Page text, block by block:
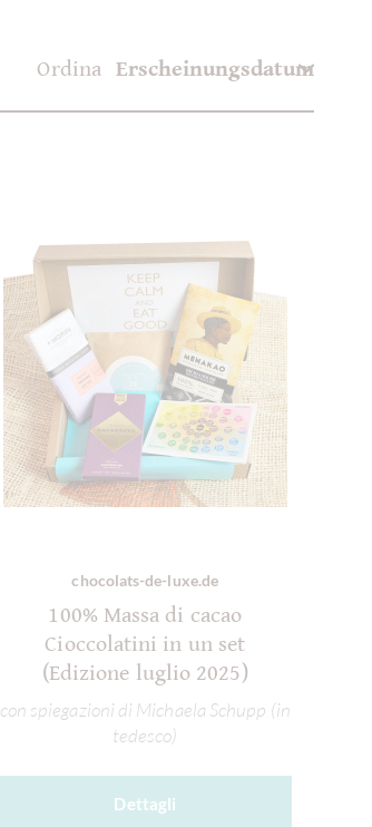
Ordina
chocolats-de-luxe.de
100% Massa di cacao
Cioccolatini in un set
(Edizione luglio 2025)
con spiegazioni di Michaela Schupp (in
tedesco)
Dettagli